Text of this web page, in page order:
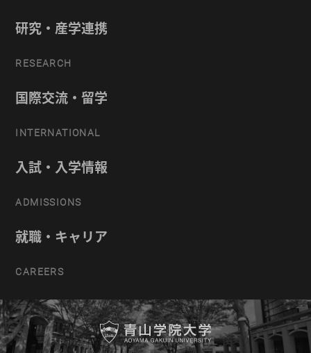
研究・産学連携
RESEARCH
国際交流・留学
INTERNATIONAL
入試・入学情報
ADMISSIONS
就職・キャリア
CAREERS